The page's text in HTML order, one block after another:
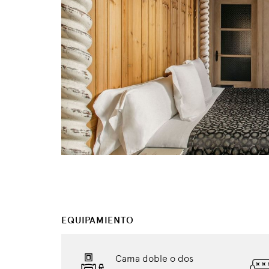
EQUIPAMIENTO
Cama doble o dos